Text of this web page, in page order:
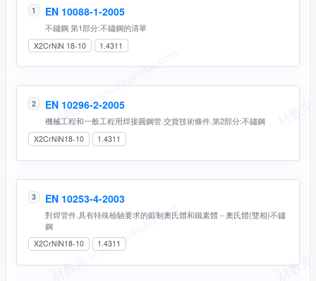
1 EN 10088-1-2005
不鏽鋼 第1部分:不鏽鋼的清單
X2CrNiN 18-10 1.4311
2 EN 10296-2-2005
機械工程和一般工程用焊接圓鋼管.交貨技術條件.第2部分:不鏽鋼
X2CrNiN18-10 1.4311
3 EN 10253-4-2003
對焊管件.具有特殊檢驗要求的鍛制奧氏體和鐵素體－奧氏體(雙相)不鏽
鋼
X2CrNiN18-10 1.4311